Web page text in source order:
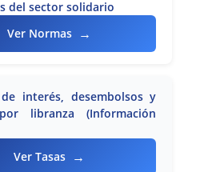
del sector solidario
Ver Normas →
interés, desembolsos y
libranza (Información
Ver Tasas →